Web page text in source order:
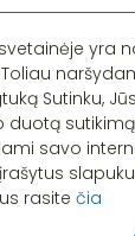
klaidą?
yra
Sutinku,
duotą
savo
rasite čia